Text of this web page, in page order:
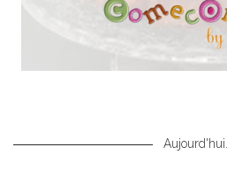
Aujourd'hui...